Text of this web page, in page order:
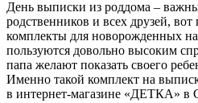
День выписки из роддома –
родственников и всех друзей,
комплекты для новорожденных
пользуются довольно высоким
папа желают показать своего
Именно такой комплект на
в интернет-магазине «ДЕТКА» в